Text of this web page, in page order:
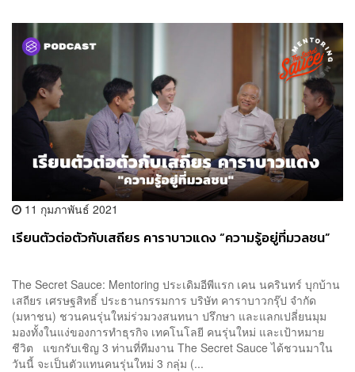
11 กุมภาพันธ์ 2021
เรียนตัวต่อตัวกับเสถียร คาราบาวแดง “ความรู้อยู่ที่มวลชน”
The Secret Sauce: Mentoring ประเดิมอีพีแรก เคน นครินทร์ บุกบ้าน
เสถียร เศรษฐสิทธิ์ ประธานกรรมการ บริษัท คาราบาวกรุ๊ป จำกัด
(มหาชน) ชวนคนรุ่นใหม่ร่วมวงสนทนา ปรึกษา และแลกเปลี่ยนมุม
มองทั้งในแง่ของการทำธุรกิจ เทคโนโลยี คนรุ่นใหม่ และเป้าหมาย
ชีวิต แขกรับเชิญ 3 ท่านที่ทีมงาน The Secret Sauce ได้ชวนมาใน
วันนี้ จะเป็นตัวแทนคนรุ่นใหม่ 3 กลุ่ม (...